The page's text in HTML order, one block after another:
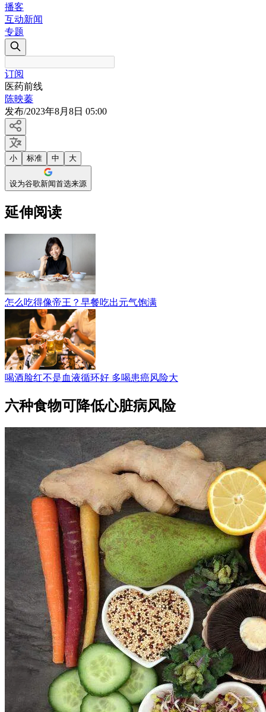
播客
互动新闻
专题
订阅
医药前线
陈映蓁
发布/2023年8月8日 05:00
小 标准 中 大
设为谷歌新闻首选来源
延伸阅读
怎么吃得像帝王？早餐吃出元气饱满
喝酒脸红不是血液循环好 多喝患癌风险大
六种食物可降低心脏病风险